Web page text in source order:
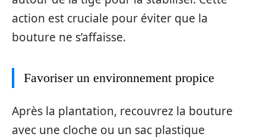
action est cruciale pour éviter que la
bouture ne s’affaisse.
Favoriser un environnement propice
Après la plantation, recouvrez la bouture
avec une cloche ou un sac plastique